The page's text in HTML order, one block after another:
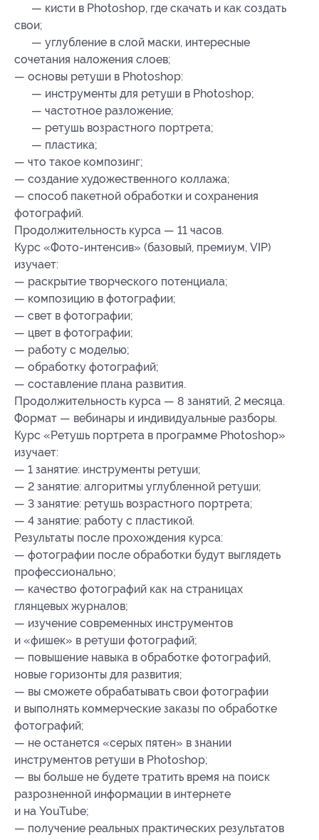
— кисти в Photoshop, где скачать и как создать
свои;
— углубление в слой маски, интересные
сочетания наложения слоев;
— основы ретуши в Photoshop:
— инструменты для ретуши в Photoshop;
— частотное разложение;
— ретушь возрастного портрета;
— пластика;
— что такое композинг;
— создание художественного коллажа;
— способ пакетной обработки и сохранения
фотографий.
Продолжительность курса — 11 часов.
Курс «Фото-интенсив» (базовый, премиум, VIP)
изучает:
— раскрытие творческого потенциала;
— композицию в фотографии;
— свет в фотографии;
— цвет в фотографии;
— работу с моделью;
— обработку фотографий;
— составление плана развития.
Продолжительность курса — 8 занятий, 2 месяца.
Формат — вебинары и индивидуальные разборы.
Курс «Ретушь портрета в программе Photoshop»
изучает:
— 1 занятие: инструменты ретуши;
— 2 занятие: алгоритмы углубленной ретуши;
— 3 занятие: ретушь возрастного портрета;
— 4 занятие: работу с пластикой.
Результаты после прохождения курса:
— фотографии после обработки будут выглядеть
профессионально;
— качество фотографий как на страницах
глянцевых журналов;
— изучение современных инструментов
и «фишек» в ретуши фотографий;
— повышение навыка в обработке фотографий,
новые горизонты для развития;
— вы сможете обрабатывать свои фотографии
и выполнять коммерческие заказы по обработке
фотографий;
— не останется «серых пятен» в знании
инструментов ретуши в Photoshop;
— вы больше не будете тратить время на поиск
разрозненной информации в интернете
и на YouTube;
— получение реальных практических результатов